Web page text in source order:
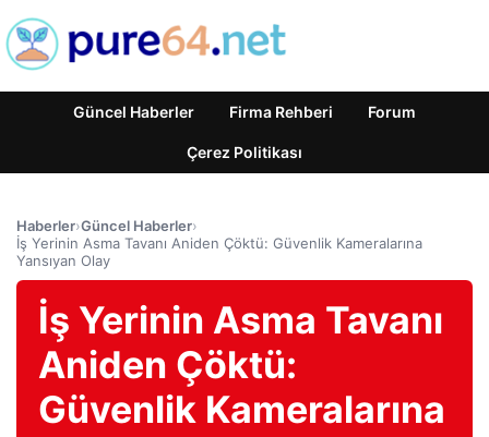
Güncel Haberler Firma Rehberi Forum
Çerez Politikası
Haberler›Güncel Haberler›
İş Yerinin Asma Tavanı Aniden Çöktü: Güvenlik Kameralarına
Yansıyan Olay
İş Yerinin Asma Tavanı
Aniden Çöktü:
Güvenlik Kameralarına